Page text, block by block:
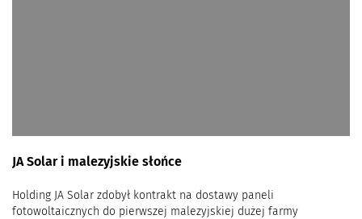
JA Solar i malezyjskie słońce
Holding JA Solar zdobył kontrakt na dostawy paneli
fotowoltaicznych do pierwszej malezyjskiej dużej farmy